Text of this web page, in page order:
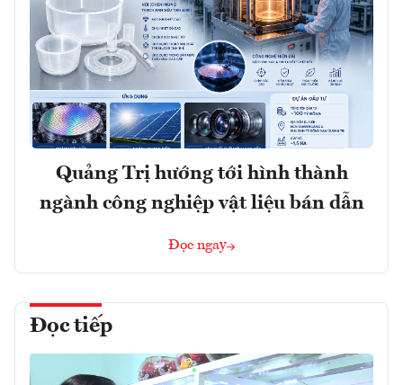
Quảng Trị hướng tới hình thành
ngành công nghiệp vật liệu bán dẫn
Đọc ngay
Đọc tiếp